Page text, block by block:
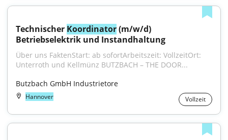
Technischer Koordinator (m/w/d)
Betriebselektrik und Instandhaltung
Über uns FaktenStart: ab sofortArbeitszeit: VollzeitOrt:
Unterroth und Kellmünz BUTZBACH – THE DOOR...
Butzbach GmbH Industrietore
Hannover Vollzeit